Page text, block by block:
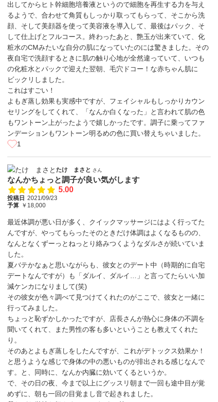
出してからヒト幹細胞培養液というので細胞を再生する力を与え
るようで、合わせて角質もしっかり取ってもらって、そこから洗
顔、そして美顔器を使って美容液を導入して、最後はパック、そ
して仕上げとフルコース。終わったあと、艶玉が出来ていて、化
粧水のCMみたいな自分の肌になっていたのには驚きました。その
夜自宅で洗顔するときに肌の触り心地が全然違っていて、いつも
の化粧水とパックで迎えた翌朝、毛穴ドコー！な赤ちゃん肌に
ビックリしました。
これはすごい！
よもぎ蒸し効果も実感中ですが、フェイシャルもしっかりカウン
セリングをしてくれて、「なんか白くなった」と言われて肌の色
もワントーン上がったようで嬉しかったです。調子に乗ってファ
ンデーションもワントーン明るめの色に買い替えちゃいました。
1
たけ まさと さん
なんかちょっと調子が良い気がします
5.00
投稿日 2021/09/23
予算 ￥18,000
最近体調が悪い日が多く、クイックマッサージにはよく行ってた
んですが、やってもらったそのときだけ体調はよくなるものの、
なんとなくずーっとねっとり絡みつくようなダルさが続いていま
した。
夏バテかなぁと思いながらも、彼女とのデート中（時期的に自宅
デートなんですが）も「ダルイ、ダルイ…」と言ってたらいい加
減ケンカになりまして(笑)
その彼女が色々調べて見つけてくれたのがここで、彼女と一緒に
行ってみました。
ちょっと恥ずかしかったですが、店長さんが熱心に身体の不調を
聞いてくれて、また男性の客も多いということも教えてくれた
り。
そのあとよもぎ蒸しをしたんですが、これがデトックス効果か！
と思うような感じで身体の中の悪いものが排出される感じなんで
す。と、同時に、なんか内臓に効いてくるというか。
で、その日の夜、今まで以上にグッスリ朝まで一回も途中目が覚
めずに、朝も一回の目覚まし音で起きれました。